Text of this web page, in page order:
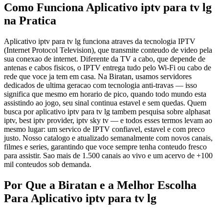
Como Funciona Aplicativo iptv para tv lg
na Pratica
Aplicativo iptv para tv lg funciona atraves da tecnologia IPTV
(Internet Protocol Television), que transmite conteudo de video pela
sua conexao de internet. Diferente da TV a cabo, que depende de
antenas e cabos fisicos, o IPTV entrega tudo pelo Wi-Fi ou cabo de
rede que voce ja tem em casa. Na Biratan, usamos servidores
dedicados de ultima geracao com tecnologia anti-travas — isso
significa que mesmo em horario de pico, quando todo mundo esta
assistindo ao jogo, seu sinal continua estavel e sem quedas. Quem
busca por aplicativo iptv para tv lg tambem pesquisa sobre alphasat
iptv, best iptv provider, iptv sky tv — e todos esses termos levam ao
mesmo lugar: um servico de IPTV confiavel, estavel e com preco
justo. Nosso catalogo e atualizado semanalmente com novos canais,
filmes e series, garantindo que voce sempre tenha conteudo fresco
para assistir. Sao mais de 1.500 canais ao vivo e um acervo de +100
mil conteudos sob demanda.
Por Que a Biratan e a Melhor Escolha
Para Aplicativo iptv para tv lg